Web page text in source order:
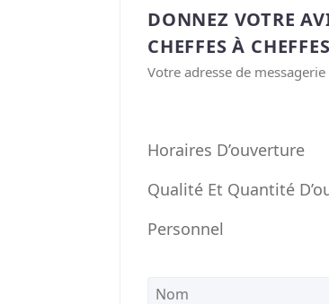
DONNEZ VOTRE
CHEFFES À
Votre adresse de
Horaires D’ouverture
Qualité Et Quantité
Personnel